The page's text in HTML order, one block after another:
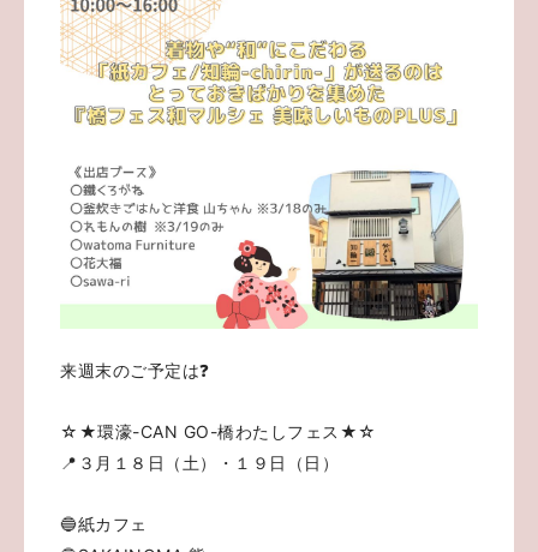
来週末のご予定は❓
☆★環濠-CAN GO-橋わたしフェス★☆
📍３月１８日（土）・１９日（日）
🔵紙カフェ